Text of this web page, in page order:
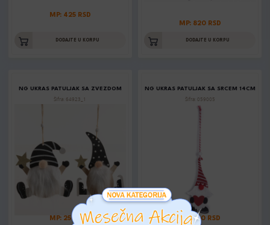
MP: 425 RSD
DODAJTE U KORPU
MP: 820 RSD
DODAJTE U KORPU
NG UKRAS PATULJAK SA ZVEZDOM
Šifra: 64923_1
MP: 250 RSD
NG UKRAS PATULJAK SA SRCEM 14CM
Šifra: 059005
MP: 170 RSD